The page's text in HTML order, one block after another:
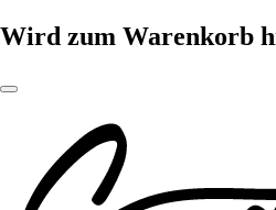
Wird zum Warenkorb